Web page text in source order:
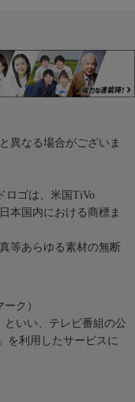
異なる場合がございま
ロゴは、米国TiVo
本国内における商標ま
等あらゆる素材の無断
ク）
といい、テレビ番組の公
を利用したサービスに